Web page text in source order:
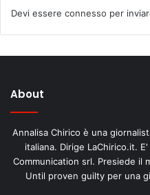
Devi essere connesso per
About
Annalisa Chirico è una
italiana. Dirige LaChirico.it.
Communication srl. Presiede il
Until proven guilty per una